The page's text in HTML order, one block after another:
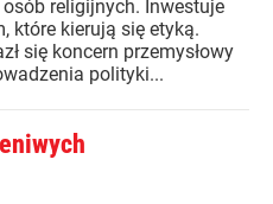
religijnych. Inwestuje
które kierują się etyką.
się koncern przemysłowy
polityki...